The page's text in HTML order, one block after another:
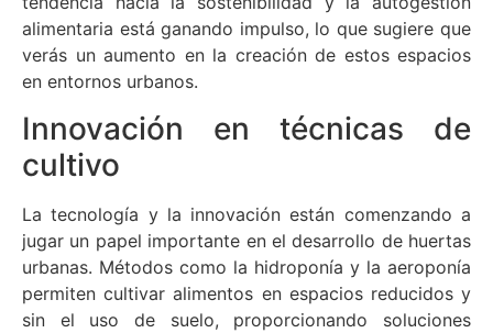
alimentaria está ganando impulso, lo que sugiere que
verás un aumento en la creación de estos espacios
en entornos urbanos.
Innovación en técnicas de
cultivo
La tecnología y la innovación están comenzando a
jugar un papel importante en el desarrollo de huertas
urbanas. Métodos como la hidroponía y la aeroponía
permiten cultivar alimentos en espacios reducidos y
sin el uso de suelo, proporcionando soluciones